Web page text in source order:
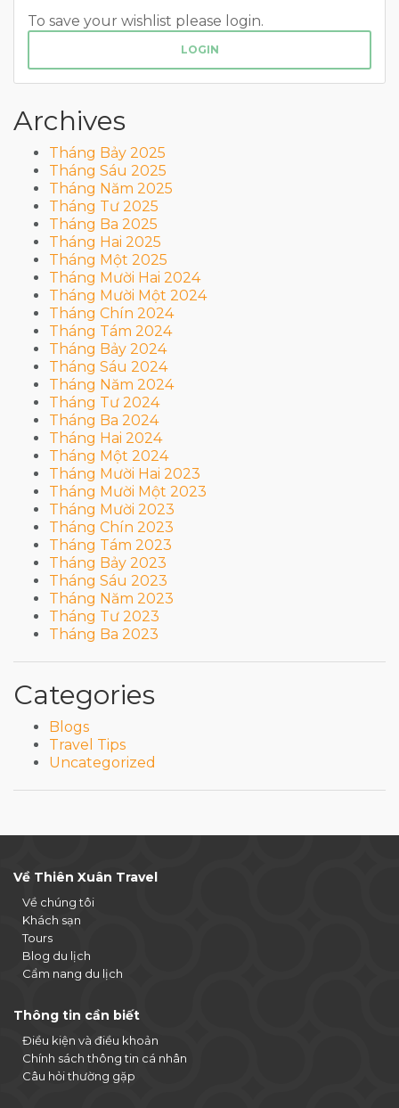
To save your wishlist please login.
LOGIN
Archives
Tháng Bảy 2025
Tháng Sáu 2025
Tháng Năm 2025
Tháng Tư 2025
Tháng Ba 2025
Tháng Hai 2025
Tháng Một 2025
Tháng Mười Hai 2024
Tháng Mười Một 2024
Tháng Chín 2024
Tháng Tám 2024
Tháng Bảy 2024
Tháng Sáu 2024
Tháng Năm 2024
Tháng Tư 2024
Tháng Ba 2024
Tháng Hai 2024
Tháng Một 2024
Tháng Mười Hai 2023
Tháng Mười Một 2023
Tháng Mười 2023
Tháng Chín 2023
Tháng Tám 2023
Tháng Bảy 2023
Tháng Sáu 2023
Tháng Năm 2023
Tháng Tư 2023
Tháng Ba 2023
Categories
Blogs
Travel Tips
Uncategorized
Về Thiên Xuân Travel
Về chúng tôi
Khách sạn
Tours
Blog du lịch
Cẩm nang du lịch
Thông tin cần biết
Điều kiện và điều khoản
Chính sách thông tin cá nhân
Câu hỏi thường gặp